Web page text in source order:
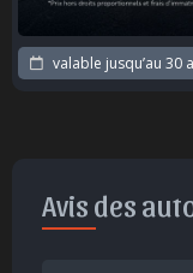
valable jusqu’au 30
Avis des